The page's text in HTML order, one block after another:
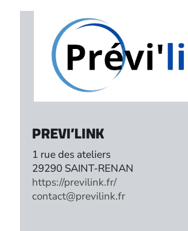
PREVI’LINK
1 rue des ateliers
29290 SAINT-RENAN
https://previlink.fr/
contact@previlink.fr